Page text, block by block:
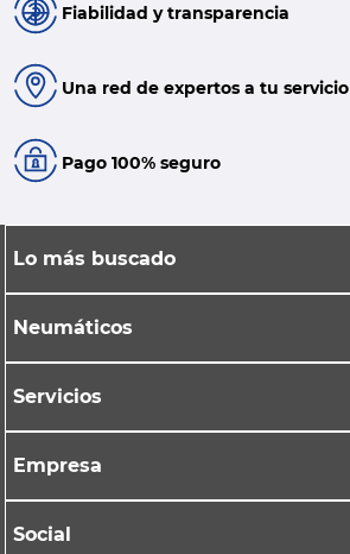
Fiabilidad y transparencia
Una red de expertos a tu servicio
Pago 100% seguro
Lo más buscado
Neumáticos
Servicios
Empresa
Social